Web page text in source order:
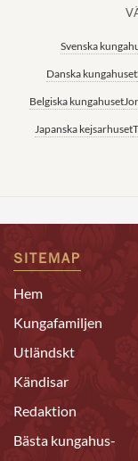
Svenska
Danska kungahuset
Belgiska kungahuset
Japanska kejsarhuset
SITEMAP
Hem
Kungafamiljen
Utländskt
Kändisar
Redaktion
Bästa kungahus-